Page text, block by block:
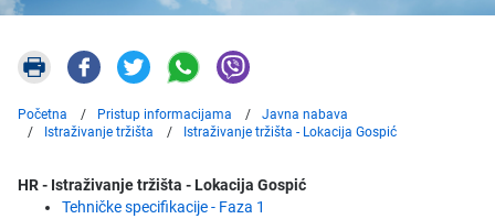
Početna Pristup informacijama
Javna nabava
Istraživanje tržišta
Istraživanje tržišta - Lokacija Gospić
HR - Istraživanje tržišta - Lokacija Gospić
Tehničke specifikacije - Faza 1